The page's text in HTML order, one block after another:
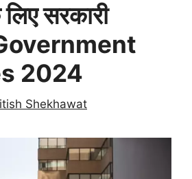
सरकारी
2024
Shekhawat